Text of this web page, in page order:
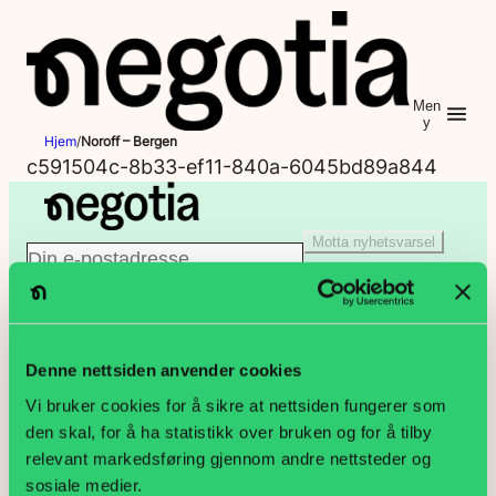
Denne nettsiden anvender cookies
Vi bruker cookies for å sikre at nettsiden fungerer som
den skal, for å ha statistikk over bruken og for å tilby
relevant markedsføring gjennom andre nettsteder og
sosiale medier.
innhold
Men
y
Hjem/Noroff – Bergen
c591504c-8b33-ef11-840a-6045bd89a844
E
p
o
s
Motta nyhetsvarsel
Klikk for å starte verifiseringen
PB 9187 Grønland, 0187 Oslo
Lakkegata 23, 0134 Oslo